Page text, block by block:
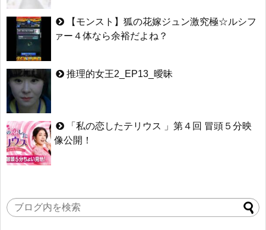
【モンスト】狐の花嫁ジュン激究極☆ルシフ
ァー４体なら余裕だよね？
推理的女王2_EP13_曖昧
「私の恋したテリウス 」第４回 冒頭５分映
像公開！